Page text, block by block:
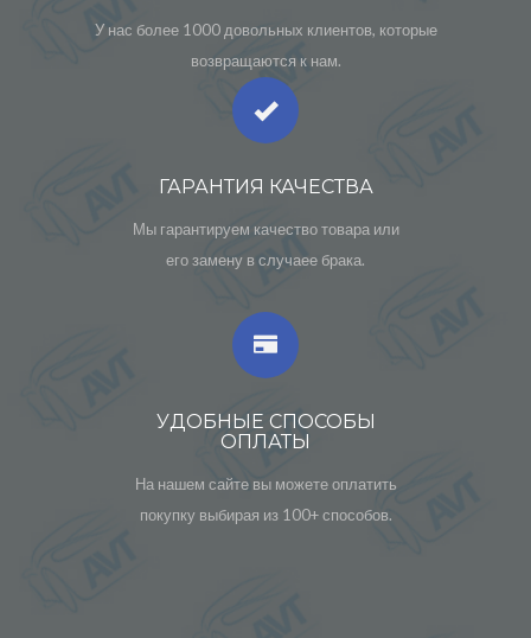
У нас более 1000 довольных клиентов, которые
возвращаются к нам.
ГАРАНТИЯ КАЧЕСТВА
Мы гарантируем качество товара или
его замену в случаее брака.
УДОБНЫЕ СПОСОБЫ
ОПЛАТЫ
На нашем сайте вы можете оплатить
покупку выбирая из 100+ способов.